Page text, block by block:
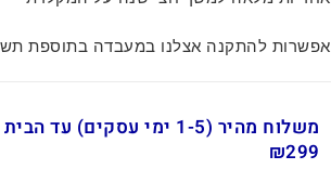
אפשרות להתקנה אצלנו במעבדה בתוספת
משלוח מהיר (1-5 ימי עסקים)
₪299